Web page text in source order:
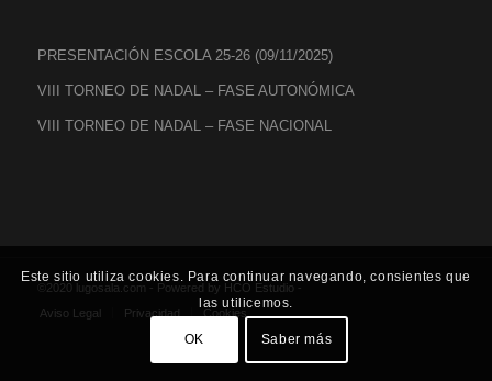
PRESENTACIÓN ESCOLA 25-26 (09/11/2025)
VIII TORNEO DE NADAL – FASE AUTONÓMICA
VIII TORNEO DE NADAL – FASE NACIONAL
©2020 lugosala.com - Powered by HCO Estudio -
Aviso Legal
Privacidad Cookies
Este sitio utiliza cookies. Para continuar navegando, consientes que
las utilicemos.
OK Saber más